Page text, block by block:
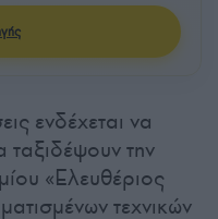
ενδέχεται να
ταξιδέψουν την
«Ελευθέριος
τεχνικών